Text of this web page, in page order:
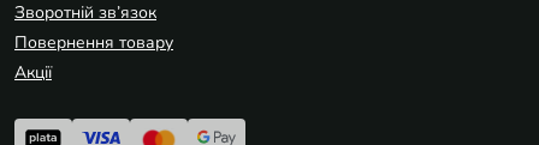
Зворотній зв’язок
Повернення товару
Акції